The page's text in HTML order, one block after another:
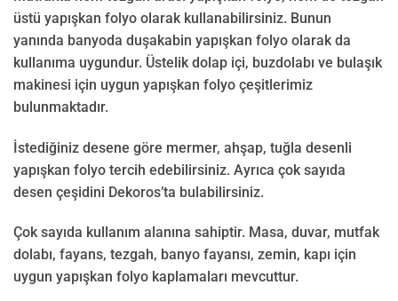
üstü yapışkan folyo olarak kullanabilirsiniz. Bunun
yanında banyoda duşakabin yapışkan folyo olarak da
kullanıma uygundur. Üstelik dolap içi, buzdolabı ve bulaşık
makinesi için uygun yapışkan folyo çeşitlerimiz
bulunmaktadır.
İstediğiniz desene göre mermer, ahşap, tuğla desenli
yapışkan folyo tercih edebilirsiniz. Ayrıca çok sayıda
desen çeşidini Dekoros’ta bulabilirsiniz.
Çok sayıda kullanım alanına sahiptir. Masa, duvar, mutfak
dolabı, fayans, tezgah, banyo fayansı, zemin, kapı için
uygun yapışkan folyo kaplamaları mevcuttur.